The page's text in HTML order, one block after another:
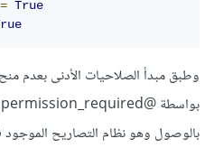
=
True
وطبق مبدأ الصلاحيات الأدنى بعدم
بالوصول وهو نظام التصاريح الموجود